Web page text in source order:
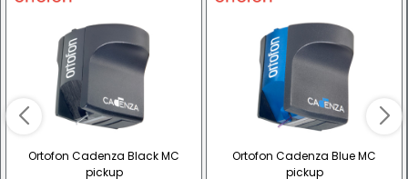
Ortofon Cadenza Black MC
pickup
Ortofon Cadenza Blue MC
pickup